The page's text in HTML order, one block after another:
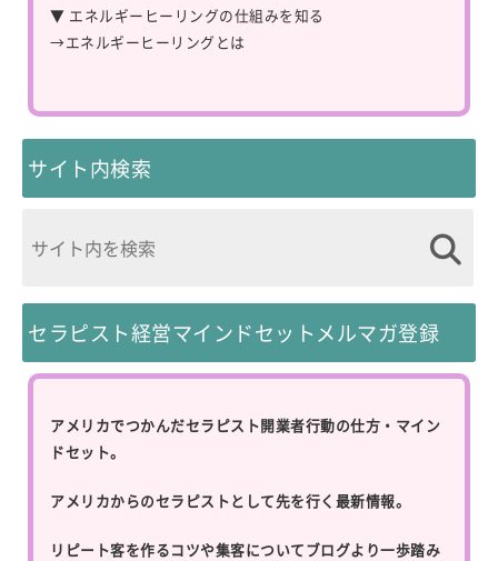
▼ エネルギーヒーリングの仕組みを知る
→ エネルギーヒーリングとは
サイト内検索
セラピスト経営マインドセットメルマガ登録
アメリカでつかんだセラピスト開業者行動の仕方・マイン
ドセット。
アメリカからのセラピストとして先を行く最新情報。
リピート客を作るコツや集客についてブログより一歩踏み